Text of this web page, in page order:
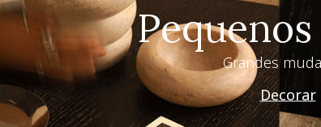
Grandes
Decorar